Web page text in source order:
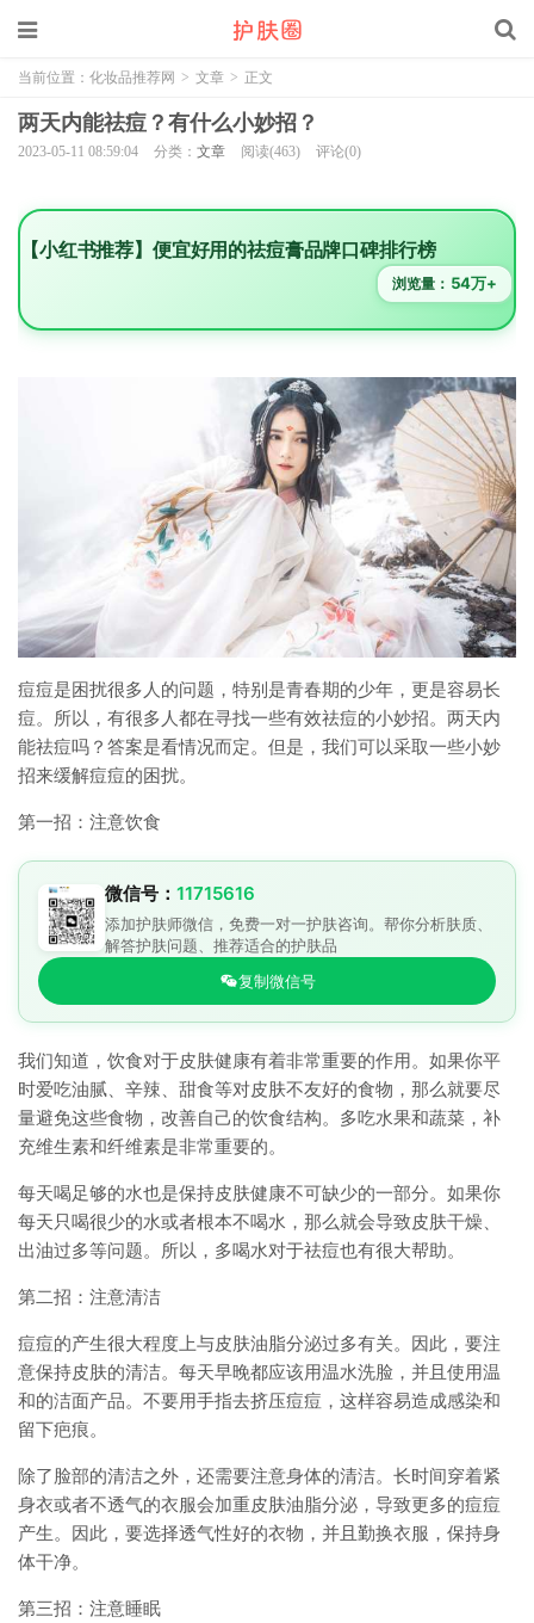
当前位置： 化妆品推荐网 > 文章 > 正文
两天内能祛痘？有什么小妙招？
2023-05-11 08:59:04 分类： 文章 阅读(463) 评论(0)
【小红书推荐】便宜好用的祛痘膏品牌口碑排行榜
浏览量： 54万+
痘痘是困扰很多人的问题，特别是青春期的少年，更是容易长
痘。所以，有很多人都在寻找一些有效祛痘的小妙招。两天内
能祛痘吗？答案是看情况而定。但是，我们可以采取一些小妙
招来缓解痘痘的困扰。
第一招：注意饮食
微信号： 11715616
添加护肤师微信，免费一对一护肤咨询。帮你分析肤质、
解答护肤问题、推荐适合的护肤品
复制微信号
我们知道，饮食对于皮肤健康有着非常重要的作用。如果你平
时爱吃油腻、辛辣、甜食等对皮肤不友好的食物，那么就要尽
量避免这些食物，改善自己的饮食结构。多吃水果和蔬菜，补
充维生素和纤维素是非常重要的。
每天喝足够的水也是保持皮肤健康不可缺少的一部分。如果你
每天只喝很少的水或者根本不喝水，那么就会导致皮肤干燥、
出油过多等问题。所以，多喝水对于祛痘也有很大帮助。
第二招：注意清洁
痘痘的产生很大程度上与皮肤油脂分泌过多有关。因此，要注
意保持皮肤的清洁。每天早晚都应该用温水洗脸，并且使用温
和的洁面产品。不要用手指去挤压痘痘，这样容易造成感染和
留下疤痕。
除了脸部的清洁之外，还需要注意身体的清洁。长时间穿着紧
身衣或者不透气的衣服会加重皮肤油脂分泌，导致更多的痘痘
产生。因此，要选择透气性好的衣物，并且勤换衣服，保持身
体干净。
第三招：注意睡眠